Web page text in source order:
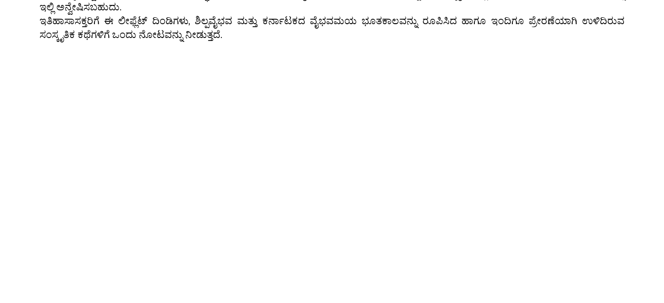
ಇಲ್ಲಿ ಅನ್ವೇಷಿಸಬಹುದು.
ಇತಿಹಾಸಾಸಕ್ತರಿಗೆ ಈ ಲೀಫ್ಲೆಟ್ ದಿಂಡಿಗಳು, ಶಿಲ್ಪವೈಭವ ಮತ್ತು ಕರ್ನಾಟಕದ ವೈಭವಮಯ ಭೂತಕಾಲವನ್ನು ರೂಪಿಸಿದ ಹಾಗೂ ಇಂದಿಗೂ ಪ್ರೇರಣೆಯಾಗಿ ಉಳಿದಿರುವ
ಸಂಸ್ಕೃತಿಕ ಕಥೆಗಳಿಗೆ ಒಂದು ನೋಟವನ್ನು ನೀಡುತ್ತದೆ.